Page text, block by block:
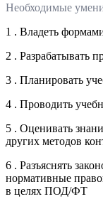
Необходимые
1 . Владеть
2 . Разрабатывать
3 . Планировать
4 . Проводить
5 . Оценивать
других методов
6 . Разъяснять
нормативные
в целях ПОД/ФТ